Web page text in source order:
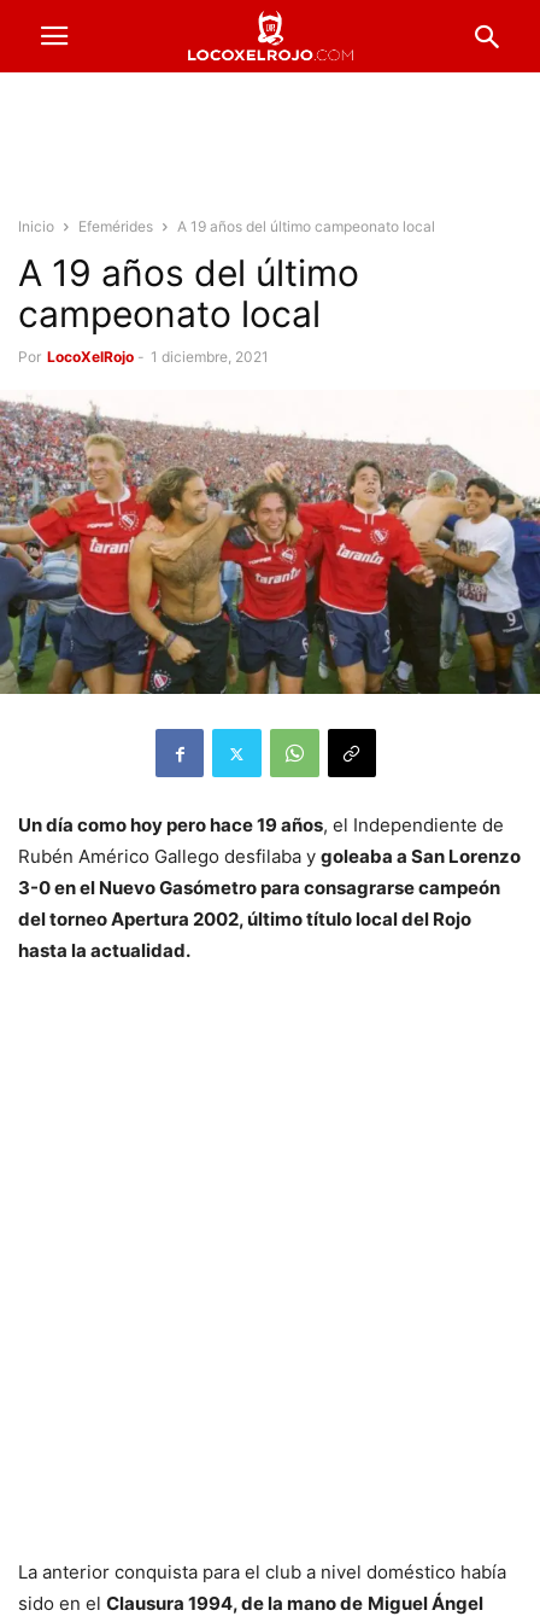
Inicio Efemérides A 19 años del último campeonato local
A 19 años del último
campeonato local
Por LocoXelRojo - 1 diciembre, 2021
Un día como hoy pero hace 19 años, el Independiente de
Rubén Américo Gallego desfilaba y goleaba a San Lorenzo
3-0 en el Nuevo Gasómetro para consagrarse campeón
del torneo Apertura 2002, último título local del Rojo
hasta la actualidad.
La anterior conquista para el club a nivel doméstico había
sido en el Clausura 1994, de la mano de Miguel Ángel